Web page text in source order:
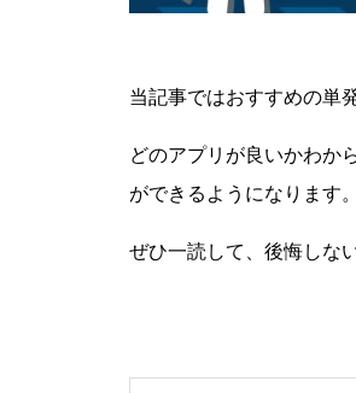
当記事ではおすすめの単
どのアプリが良いかわか
ができるようになります。
ぜひ一読して、後悔しな